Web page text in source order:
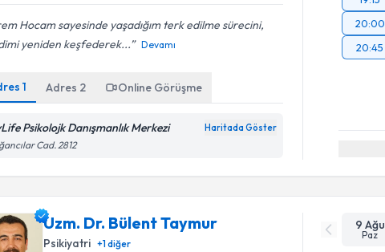
Hocam sayesinde yaşadığım terk edilme sürecini,
yeniden keşfederek...
Devamı
1 Adres 2 Online Görüşme
Psikolojk Danışmanlık Merkezi Haritada Göster
Cad. 2812
20:00
20:45
Uzm. Dr. Bülent Taymur
Psikiyatri +1diğer
9 Ağu
Paz